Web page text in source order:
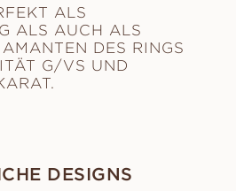
ALS
ALS AUCH ALS
DES RINGS
G/VS UND
DESIGNS